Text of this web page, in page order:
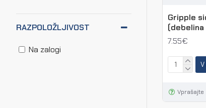
RAZPOLOŽLJIVOST
Na zalogi
Gripple
(debelina
7.55€
V
Vprašajte